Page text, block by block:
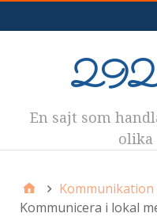
En sajt som
olika
Kommunicera i lokal